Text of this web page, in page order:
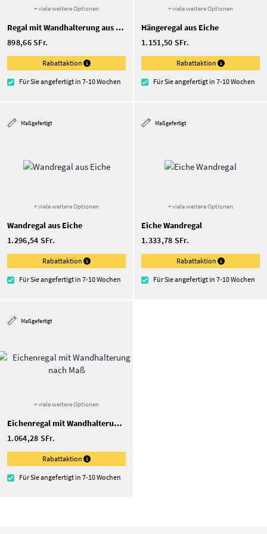
+ viele weitere Optionen
Regal mit Wandhalterung aus Eiche
898,66 SFr.
Rabattaktion
Für Sie angefertigt in 7-10 Wochen
+ viele weitere Optionen
Hängeregal aus Eiche
1.151,50 SFr.
Rabattaktion
Für Sie angefertigt in 7-10 Wochen
Maßgefertigt
+ viele weitere Optionen
Wandregal aus Eiche
1.296,54 SFr.
Rabattaktion
Für Sie angefertigt in 7-10 Wochen
Maßgefertigt
+ viele weitere Optionen
Eiche Wandregal
1.333,78 SFr.
Rabattaktion
Für Sie angefertigt in 7-10 Wochen
Maßgefertigt
+ viele weitere Optionen
Eichenregal mit Wandhalterung nach Maß
1.064,28 SFr.
Rabattaktion
Für Sie angefertigt in 7-10 Wochen